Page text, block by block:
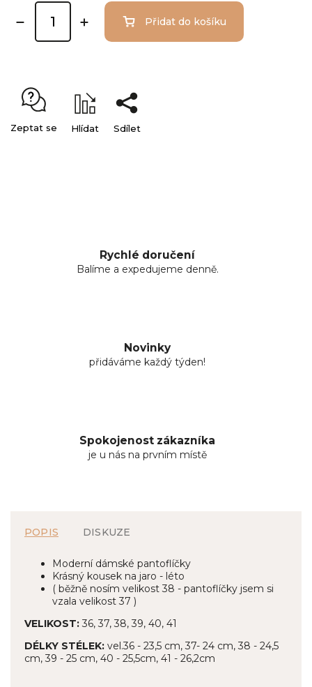
Přidat do košíku
Zeptat se Hlídat Sdílet
Rychlé doručení
Balíme a expedujeme denně.
Novinky
přidáváme každý týden!
Spokojenost zákazníka
je u nás na prvním místě
POPIS DISKUZE
Moderní dámské pantoflíčky
Krásný kousek na jaro - léto
( běžně nosím velikost 38 - pantoflíčky jsem si
vzala velikost 37 )
VELIKOST: 36, 37, 38, 39, 40, 41
DÉLKY STÉLEK: vel.36 - 23,5 cm, 37- 24 cm, 38 - 24,5
cm, 39 - 25 cm, 40 - 25,5cm, 41 - 26,2cm